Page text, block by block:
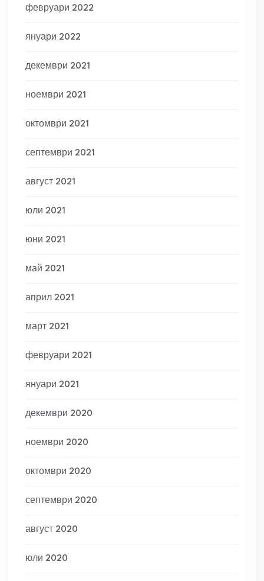
февруари 2022
януари 2022
декември 2021
ноември 2021
октомври 2021
септември 2021
август 2021
юли 2021
юни 2021
май 2021
април 2021
март 2021
февруари 2021
януари 2021
декември 2020
ноември 2020
октомври 2020
септември 2020
август 2020
юли 2020